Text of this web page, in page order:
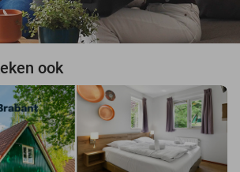
ook